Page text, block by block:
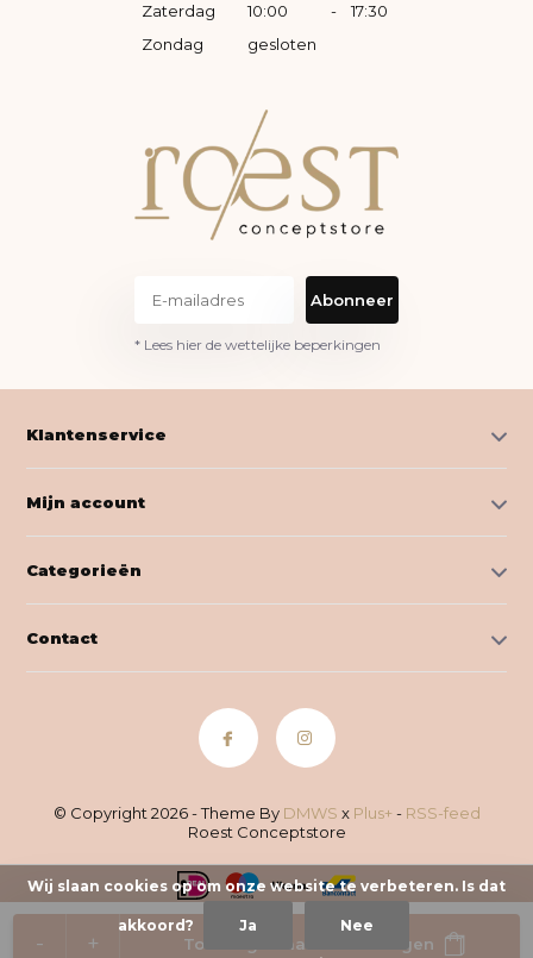
+
- Toevoegen aan winkelwagen
Zaterdag
10:00 -
17:30
Zondag
gesloten
Abonneer
* Lees hier de wettelijke beperkingen
Klantenservice
Mijn account
Categorieën
Contact
© Copyright 2026 - Theme By DMWS x Plus+ - RSS-feed
Roest Conceptstore
Wij slaan cookies op om onze website te verbeteren. Is dat
akkoord? Ja Nee